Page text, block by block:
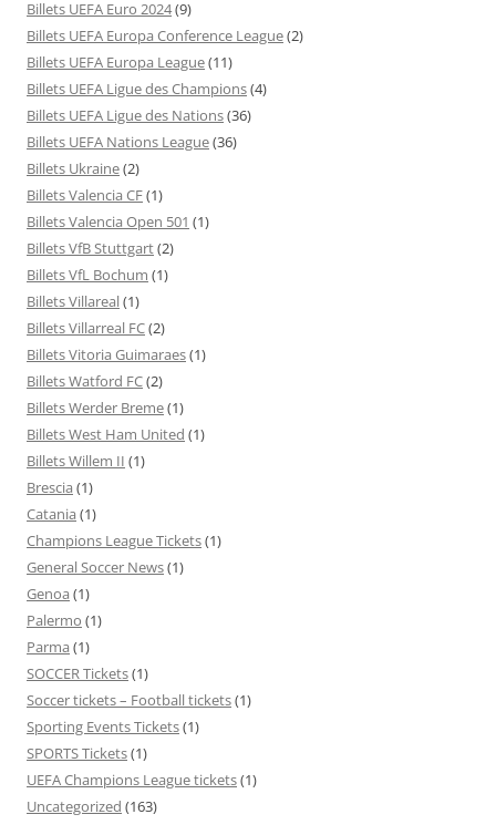
Billets UEFA Euro 2024(9)
Billets UEFA Europa Conference League(2)
Billets UEFA Europa League(11)
Billets UEFA Ligue des Champions(4)
Billets UEFA Ligue des Nations(36)
Billets UEFA Nations League(36)
Billets Ukraine(2)
Billets Valencia CF(1)
Billets Valencia Open 501 (1)
Billets VfB Stuttgart(2)
Billets VfL Bochum (1)
Billets Villareal(1)
Billets Villarreal FC(2)
Billets Vitoria Guimaraes(1)
Billets Watford FC(2)
Billets Werder Breme(1)
Billets West Ham United (1)
Billets Willem II (1)
Brescia (1)
Catania (1)
Champions League Tickets(1)
General Soccer News(1)
Genoa (1)
Palermo (1)
Parma (1)
SOCCER Tickets(1)
Soccer tickets – Football tickets(1)
Sporting Events Tickets(1)
SPORTS Tickets(1)
UEFA Champions League tickets(1)
Uncategorized (163)